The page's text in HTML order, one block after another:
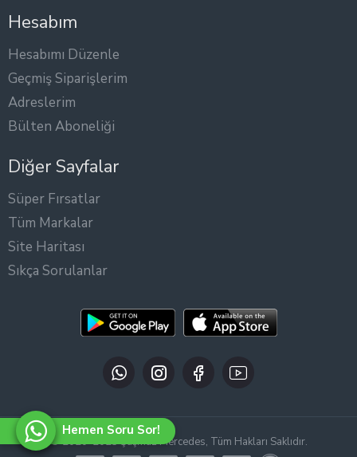
Hesabım
Hesabımı Düzenle
Geçmiş Siparişlerim
Adreslerim
Bülten Aboneliği
Diğer Sayfalar
Süper Fırsatlar
Tüm Markalar
Site Haritası
Sıkça Sorulanlar
© 2020-2025 Şaşmaz Mercedes, Tüm Hakları Saklıdır.
Hemen Soru Sor!